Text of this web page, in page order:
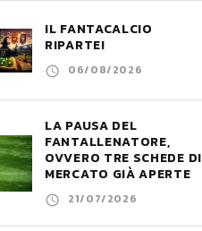
IL FANTACALCIO
RIPARTE!
06/08/2026
LA PAUSA DEL
FANTALLENATORE,
OVVERO TRE SCHEDE DI
MERCATO GIÀ APERTE
21/07/2026